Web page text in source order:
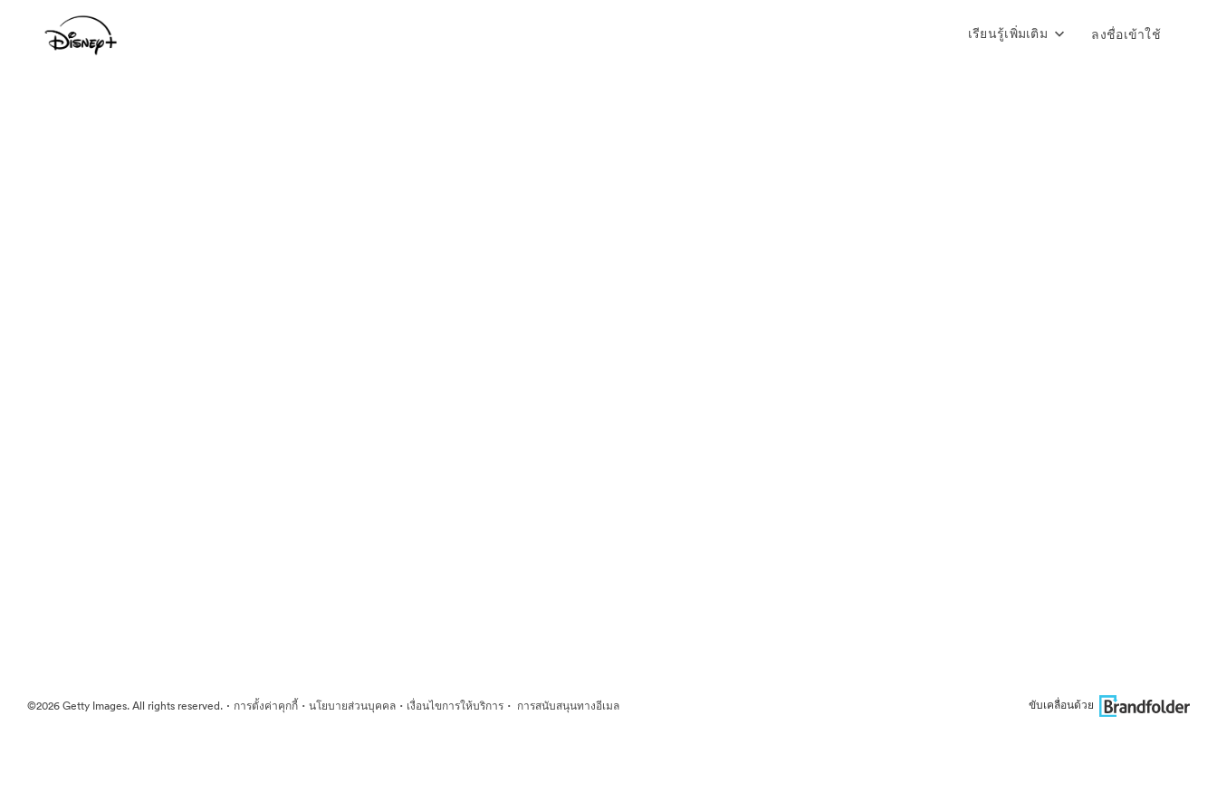
เรียนรู้เพิ่มเติม ลงชื่อเข้าใช้
©2026 Getty Images. All rights reserved. · การตั้งค่าคุกกี้· นโยบายส่วนบุคคล · เงื่อนไขการให้บริการ · การสนับสนุนทางอีเมล ขับเคลื่อนด้วย